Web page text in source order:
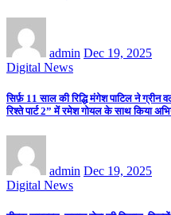
admin Dec 19, 2025
Digital News
सिर्फ़ 11 साल की रिद्धि मंगेश पाटिल ने ग्रीन
रिश्ते पार्ट 2” में रमेश गोयल के साथ किया
admin Dec 19, 2025
Digital News